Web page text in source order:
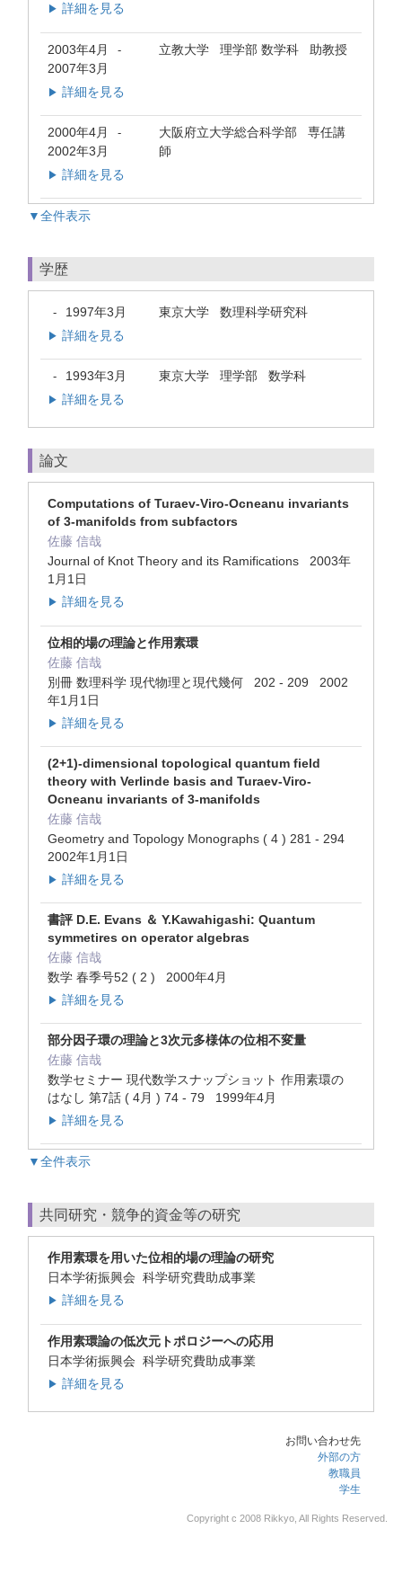
▶ 詳細を見る
2003年4月 -
2007年3月
立教大学 理学部 数学科 助教授
▶ 詳細を見る
2000年4月 -
2002年3月
大阪府立大学総合科学部 専任講
師
▶ 詳細を見る
▼全件表示
学歴
- 1997年3月 東京大学 数理科学研究科
▶ 詳細を見る
- 1993年3月 東京大学 理学部 数学科
▶ 詳細を見る
論文
Computations of Turaev-Viro-Ocneanu invariants
of 3-manifolds from subfactors
佐藤 信哉
Journal of Knot Theory and its Ramifications 2003年
1月1日
▶ 詳細を見る
位相的場の理論と作用素環
佐藤 信哉
別冊 数理科学 現代物理と現代幾何 202 - 209 2002
年1月1日
▶ 詳細を見る
(2+1)-dimensional topological quantum field
theory with Verlinde basis and Turaev-Viro-
Ocneanu invariants of 3-manifolds
佐藤 信哉
Geometry and Topology Monographs ( 4 ) 281 - 294
2002年1月1日
▶ 詳細を見る
書評 D.E. Evans ＆ Y.Kawahigashi: Quantum
symmetires on operator algebras
佐藤 信哉
数学 春季号52 ( 2 ) 2000年4月
▶ 詳細を見る
部分因子環の理論と3次元多様体の位相不変量
佐藤 信哉
数学セミナー 現代数学スナップショット 作用素環の
はなし 第7話 ( 4月 ) 74 - 79 1999年4月
▶ 詳細を見る
▼全件表示
共同研究・競争的資金等の研究
作用素環を用いた位相的場の理論の研究
日本学術振興会 科学研究費助成事業
▶ 詳細を見る
作用素環論の低次元トポロジーへの応用
日本学術振興会 科学研究費助成事業
▶ 詳細を見る
お問い合わせ先
外部の方
教職員
学生
Copyright c 2008 Rikkyo, All Rights Reserved.